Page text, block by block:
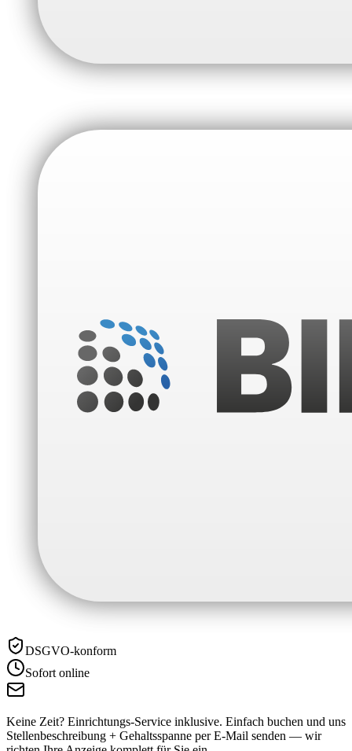
DSGVO-konform
Sofort online
Keine Zeit? Einrichtungs-Service inklusive. Einfach buchen und uns
Stellenbeschreibung + Gehaltsspanne per E-Mail senden — wir